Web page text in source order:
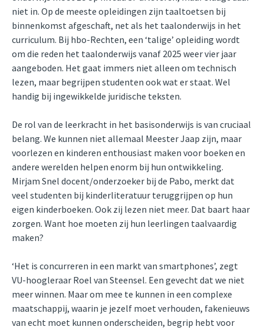
niet in. Op de meeste opleidingen zijn taaltoetsen bij
binnenkomst afgeschaft, net als het taalonderwijs in het
curriculum. Bij hbo-Rechten, een ‘talige’ opleiding wordt
om die reden het taalonderwijs vanaf 2025 weer vier jaar
aangeboden. Het gaat immers niet alleen om technisch
lezen, maar begrijpen studenten ook wat er staat. Wel
handig bij ingewikkelde juridische teksten.
De rol van de leerkracht in het basisonderwijs is van cruciaal
belang. We kunnen niet allemaal Meester Jaap zijn, maar
voorlezen en kinderen enthousiast maken voor boeken en
andere werelden helpen enorm bij hun ontwikkeling.
Mirjam Snel docent/onderzoeker bij de Pabo, merkt dat
veel studenten bij kinderliteratuur teruggrijpen op hun
eigen kinderboeken. Ook zij lezen niet meer. Dat baart haar
zorgen. Want hoe moeten zij hun leerlingen taalvaardig
maken?
‘Het is concurreren in een markt van smartphones’, zegt
VU-hoogleraar Roel van Steensel. Een gevecht dat we niet
meer winnen. Maar om mee te kunnen in een complexe
maatschappij, waarin je jezelf moet verhouden, fakenieuws
van echt moet kunnen onderscheiden, begrip hebt voor